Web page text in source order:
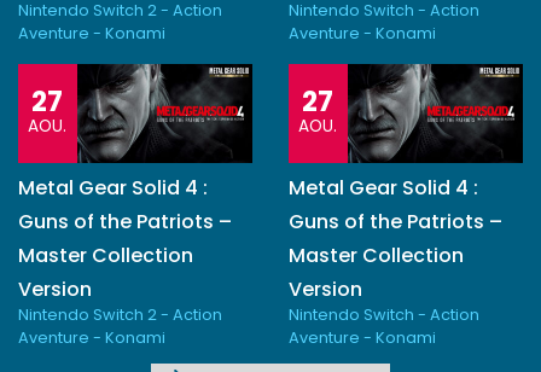
Nintendo Switch 2 - Action
Aventure - Konami
Nintendo Switch - Action
Aventure - Konami
27
AOU.
Metal Gear Solid 4 :
Guns of the Patriots –
Master Collection
Version
Nintendo Switch 2 - Action
Aventure - Konami
27
AOU.
Metal Gear Solid 4 :
Guns of the Patriots –
Master Collection
Version
Nintendo Switch - Action
Aventure - Konami